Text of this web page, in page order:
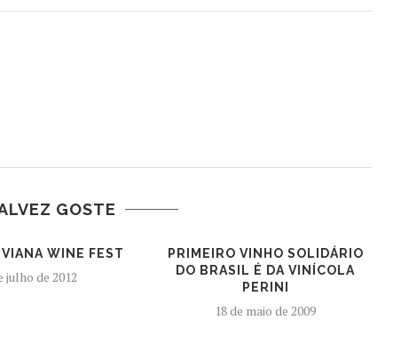
GOSTE
WINE FEST
julho de 2012
PRIMEIRO VINHO SOLIDÁRIO
DO BRASIL É DA VINÍCOLA
PERINI
18 de maio de 2009